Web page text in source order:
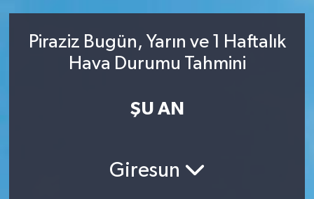
Piraziz Bugün, Yarın ve 1 Haftalık
Hava Durumu Tahmini
ŞU AN
Giresun